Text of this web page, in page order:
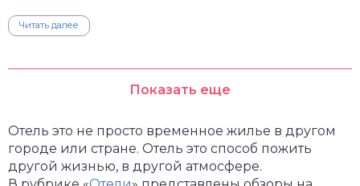
Читать далее
Показать еще
Отель это не просто временное жилье в другом
городе или стране. Отель это способ пожить
другой жизнью, в другой атмосфере.